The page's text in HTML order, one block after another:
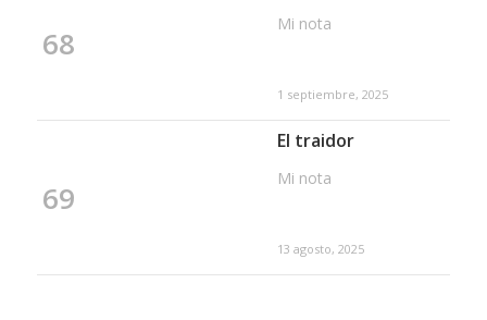
68 Mi nota
1 septiembre, 2025
69
El traidor
Mi nota
13 agosto, 2025